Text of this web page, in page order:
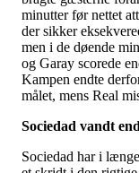
minutter før nettet
der sikker
men i de døende
og Garay scorede
Kampen endte
målet, mens Real
Sociedad vandt
Sociedad har i